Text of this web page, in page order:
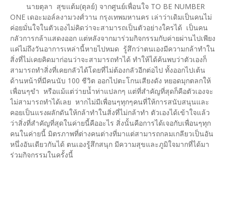
นายตุลา สุขแต้ม(ตุลย์) จากศูนย์เพื่อนใจ TO BE NUMBER
ONE เดอะมอล์ลงามวงศ์วาน กรุงเทพมหานคร เล่าว่าเดิมเป็นคนไม่
ค่อยมั่นใจในตัวเองไม่คิดว่าจะสามารถเป็นตัวอย่างใครได้ เป็นคน
กลัวการกล้าแสดงออก แต่หลังจากมาร่วมกิจกรรมกับค่ายผ่านไปเพียง
แค่ไม่ถึงวันอาการเหล่านี้หายไปหมด รู้สึกว่าตนเองมีความกล้าทำใน
สิ่งที่ไม่เคยคิดมาก่อนว่าจะสามารถทำได้ ทำให้ได้ค้นพบว่าตัวเองก็
สามารถทำสิ่งที่เคยกลัวได้โดยที่ไม่ต้องกลัวอีกต่อไป ทั้งออกไปเต้น
ด้านหน้าที่มีคนนับ 100 ชีวิต ออกไปตะโกนเสียงดัง หยอดมุกตลกให้
เพื่อนๆขำ หรือแม้แต่ว่ายน้ำท่าแปลกๆ แต่ที่สำคัญที่สุดก็คือตัวเองจะ
ไม่สามารถทำได้เลย หากไม่มีเพื่อนๆทุกๆคนที่ให้การสนับสนุนและ
คอยเป็นแรงผลักดันให้กล้าทำในสิ่งที่ไม่กล้าทำ ตัวเองได้เข้าใจแล้ว
ว่าสิ่งที่สำคัญที่สุดในค่ายนี้คืออะไร สิ่งนั้นคือการได้เจอกับเพื่อนๆทุก
คนในค่ายนี้ มิตรภาพที่ต่างคนต่างที่มาแต่สามารถกลมเกลียวเป็นอัน
หนึ่งอันเดียวกันได้ ตนเองรู้สึกสนุก มีความสุขและภูมิใจมากที่ได้มา
ร่วมกิจกรรมในครั้งนี้